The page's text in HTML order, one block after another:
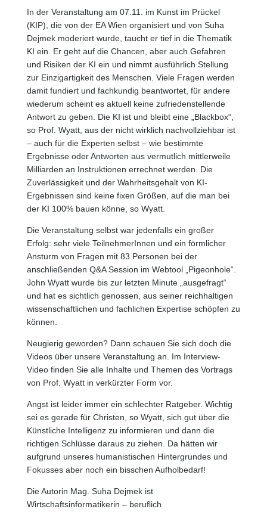
In der Veranstaltung am 07.11. im Kunst im Prückel
(KIP), die von der EA Wien organisiert und von Suha
Dejmek moderiert wurde, taucht er tief in die Thematik
KI ein. Er geht auf die Chancen, aber auch Gefahren
und Risiken der KI ein und nimmt ausführlich Stellung
zur Einzigartigkeit des Menschen. Viele Fragen werden
damit fundiert und fachkundig beantwortet, für andere
wiederum scheint es aktuell keine zufriedenstellende
Antwort zu geben. Die KI ist und bleibt eine „Blackbox“,
so Prof. Wyatt, aus der nicht wirklich nachvollziehbar ist
– auch für die Experten selbst – wie bestimmte
Ergebnisse oder Antworten aus vermutlich mittlerweile
Milliarden an Instruktionen errechnet werden. Die
Zuverlässigkeit und der Wahrheitsgehalt von KI-
Ergebnissen sind keine fixen Größen, auf die man bei
der KI 100% bauen könne, so Wyatt.
Die Veranstaltung selbst war jedenfalls ein großer
Erfolg: sehr viele TeilnehmerInnen und ein förmlicher
Ansturm von Fragen mit 83 Personen bei der
anschließenden Q&A Session im Webtool „Pigeonhole“.
John Wyatt wurde bis zur letzten Minute „ausgefragt“
und hat es sichtlich genossen, aus seiner reichhaltigen
wissenschaftlichen und fachlichen Expertise schöpfen zu
können.
Neugierig geworden? Dann schauen Sie sich doch die
Videos über unsere Veranstaltung an. Im Interview-
Video finden Sie alle Inhalte und Themen des Vortrags
von Prof. Wyatt in verkürzter Form vor.
Angst ist leider immer ein schlechter Ratgeber. Wichtig
sei es gerade für Christen, so Wyatt, sich gut über die
Künstliche Intelligenz zu informieren und dann die
richtigen Schlüsse daraus zu ziehen. Da hätten wir
aufgrund unseres humanistischen Hintergrundes und
Fokusses aber noch ein bisschen Aufholbedarf!
Die Autorin Mag. Suha Dejmek ist
Wirtschaftsinformatikerin – beruflich